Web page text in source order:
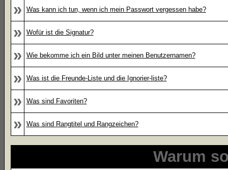
» Was kann ich tun, wenn ich mein Passwort vergessen habe?
» Wofür ist die Signatur?
» Wie bekomme ich ein Bild unter meinen Benutzernamen?
» Was ist die Freunde-Liste und die Ignorier-liste?
» Was sind Favoriten?
» Was sind Rangtitel und Rangzeichen?
Warum